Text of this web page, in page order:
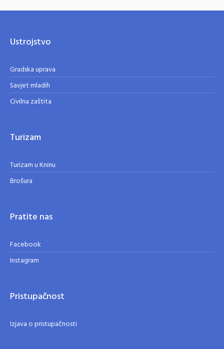
Ustrojstvo
Gradska uprava
Savjet mladih
Civilna zaštita
Turizam
Turizam u Kninu
Brošura
Pratite nas
Facebook
Instagram
Pristupačnost
Izjava o pristupačnosti